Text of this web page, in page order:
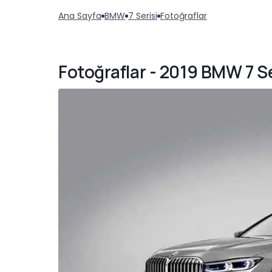
Ana Sayfa BMW 7 Serisi Fotoğraflar
Fotoğraflar - 2019 BMW 7